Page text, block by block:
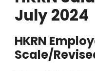
July 2024
HKRN
Scale/